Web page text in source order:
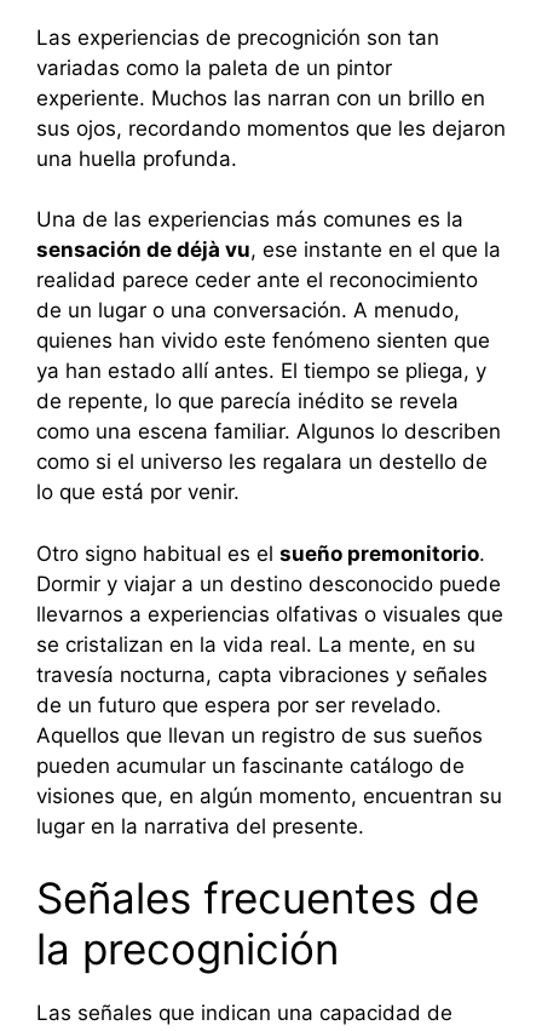
Las experiencias de precognición son tan
variadas como la paleta de un pintor
experiente. Muchos las narran con un brillo en
sus ojos, recordando momentos que les dejaron
una huella profunda.
Una de las experiencias más comunes es la
sensación de déjà vu, ese instante en el que la
realidad parece ceder ante el reconocimiento
de un lugar o una conversación. A menudo,
quienes han vivido este fenómeno sienten que
ya han estado allí antes. El tiempo se pliega, y
de repente, lo que parecía inédito se revela
como una escena familiar. Algunos lo describen
como si el universo les regalara un destello de
lo que está por venir.
Otro signo habitual es el sueño premonitorio.
Dormir y viajar a un destino desconocido puede
llevarnos a experiencias olfativas o visuales que
se cristalizan en la vida real. La mente, en su
travesía nocturna, capta vibraciones y señales
de un futuro que espera por ser revelado.
Aquellos que llevan un registro de sus sueños
pueden acumular un fascinante catálogo de
visiones que, en algún momento, encuentran su
lugar en la narrativa del presente.
Señales frecuentes de
la precognición
Las señales que indican una capacidad de